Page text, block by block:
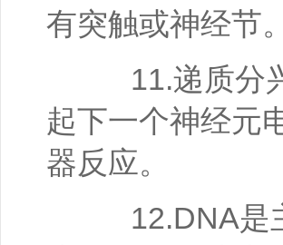
有突触或神经节。
11.递质分兴
起下一个神经元
器反应。
12.DNA是主